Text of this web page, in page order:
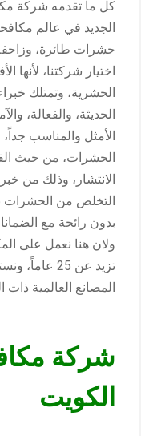
كل ما تقدمه شركة
الجديد في عالم
حشرات طائرة،
اختيار شركتنا، لأنها
الحشرية، وتمتلك
الحديثة، والفعالة،
الأمثل والمناسب
الحشرات، من حيث
الانتشار، وذلك من
التخلص من الحشرات
بدون رائحة مع
ولان هنا نعمل على
تزيد عن 25
المصانع العالمية ذات
شركة
الكويت